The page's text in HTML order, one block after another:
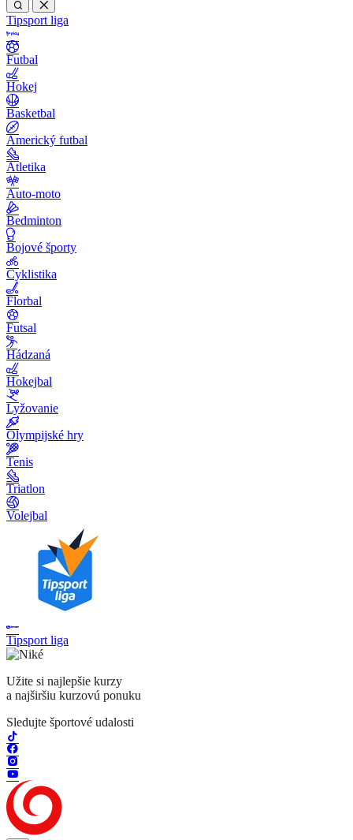
Tipsport liga
Futbal
Hokej
Basketbal
Americký futbal
Atletika
Auto-moto
Bedminton
Bojové športy
Cyklistika
Florbal
Futsal
Hádzaná
Hokejbal
Lyžovanie
Olympijské hry
Tenis
Triatlon
Volejbal
Tipsport liga
Užite si najlepšie kurzy
a najširšiu kurzovú ponuku
Sledujte športové udalosti